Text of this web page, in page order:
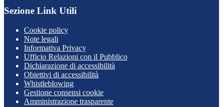
Sezione Link Utili
Cookie policy
Note legali
Informativa Privacy
Ufficio Relazioni con il Pubblico
Dichiarazione di accessibilità
Obiettivi di accessibilità
Whistleblowing
Gestione consensi cookie
Amministrazione trasparente